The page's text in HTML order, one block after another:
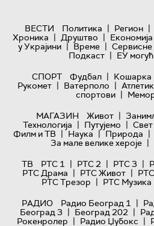
ВЕСТИ Политика | Регион |
Хроника | Друштво | Економија
у Украјини | Време | Сервисне
Подкаст | ЕУ
СПОРТ
Фудбал | Кошарка
Рукомет | Ватерполо |
спортови |
МАГАЗИН
Живот |
Технологијa | Путујемо | Свет
Филм и ТВ | Наука | Природа |
За мале велике хероје |
ТВ
РТС 1 | РТС 2 | РТС 3 |
РТС Драма | РТС Живот |
РТС Трезор | РТС Музика
РАДИО
Радио Београд 1 |
Београд 3 | Београд 202 |
Рокенролер | Радио Џубокс |